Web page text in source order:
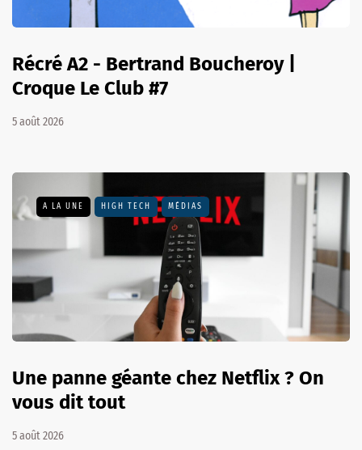
Récré A2 - Bertrand Boucheroy |
Croque Le Club #7
5 août 2026
A LA UNE HIGH TECH MÉDIAS
Une panne géante chez Netflix ? On
vous dit tout
5 août 2026